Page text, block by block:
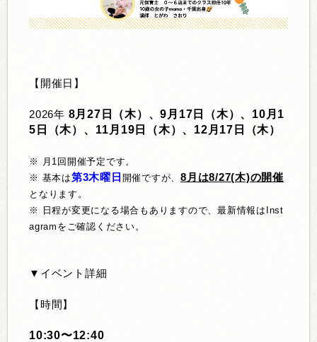
【開催日】
2026年 8月27日（木）、9月17日（木）、10月1
5日（木）、11月19日（木）、12月17日（木）
※ 月1回開催予定です。
※ 基本は第3木曜日 開催ですが、8月は8/27(木)の開催
となります。
※ 日程が変更になる場合もありますので、最新情報はInst
agramをご確認ください。
▼イベント詳細
【時間】
10:30〜12:40